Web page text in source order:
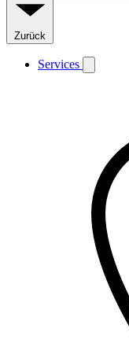
Zurück
Services